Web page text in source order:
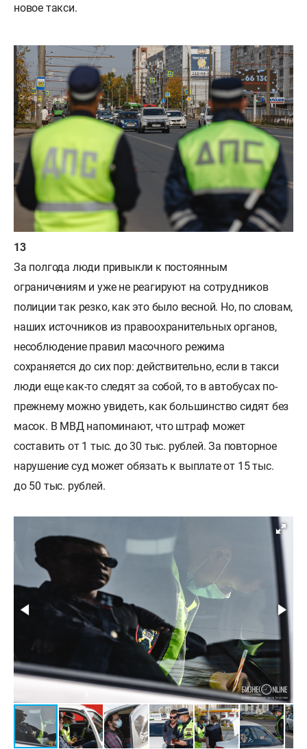
новое такси.
За полгода люди привыкли к постоянным
ограничениям и уже не реагируют на сотрудников
полиции так резко, как это было весной. Но, по словам,
наших источников из правоохранительных органов,
несоблюдение правил масочного режима
сохраняется до сих пор: действительно, если в такси
люди еще как-то следят за собой, то в автобусах по-
прежнему можно увидеть, как большинство сидят без
масок. В МВД напоминают, что штраф может
составить от 1 тыс. до 30 тыс. рублей. За повторное
нарушение суд может обязать к выплате от 15 тыс.
до 50 тыс. рублей.